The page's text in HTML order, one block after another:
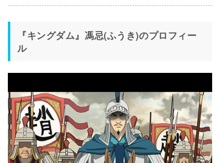
『キングダム』馮忌(ふうき)のプロフィー
ル